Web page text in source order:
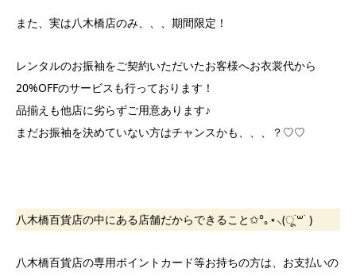
また、実は八木橋店のみ、、、期間限定！
レンタルのお振袖をご契約いただいたお客様へお衣裳代から
20%OFFのサービスも行っております！
品揃えも他店に劣らずご用意あります♪
まだお振袖を決めていない方はチャンスかも、、、？♡♡
八木橋百貨店の中にある店舗だからできること✩°｡⋆⸜(ू˙꒳​˙ )
八木橋百貨店の専用ポイントカード等お持ちの方は、お支払いの